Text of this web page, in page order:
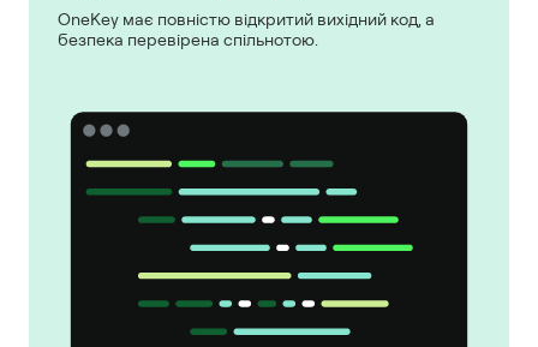
OneKey має повністю відкритий вихідний код, а
безпека перевірена спільнотою.